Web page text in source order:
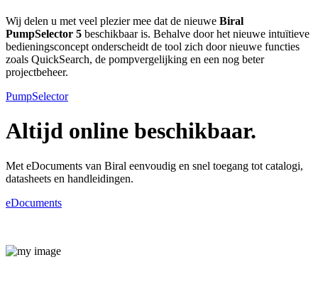
Wij delen u met veel plezier mee dat de nieuwe Biral
PumpSelector 5 beschikbaar is. Behalve door het nieuwe intuïtieve
bedieningsconcept onderscheidt de tool zich door nieuwe functies
zoals QuickSearch, de pompvergelijking en een nog beter
projectbeheer.
PumpSelector
Altijd online beschikbaar.
Met eDocuments van Biral eenvoudig en snel toegang tot catalogi,
datasheets en handleidingen.
eDocuments